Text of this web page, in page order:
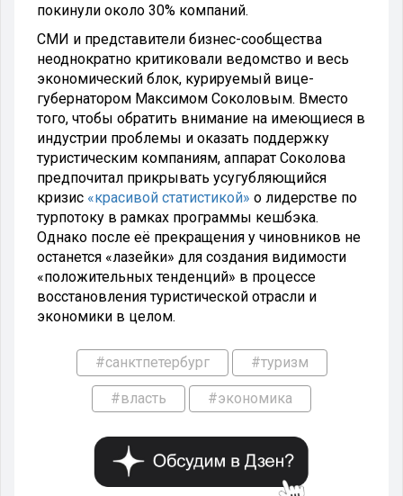
покинули около 30% компаний.
СМИ и представители бизнес-сообщества
неоднократно критиковали ведомство и весь
экономический блок, курируемый вице-
губернатором Максимом Соколовым. Вместо
того, чтобы обратить внимание на имеющиеся в
индустрии проблемы и оказать поддержку
туристическим компаниям, аппарат Соколова
предпочитал прикрывать усугубляющийся
кризис «красивой статистикой» о лидерстве по
турпотоку в рамках программы кешбэка.
Однако после её прекращения у чиновников не
останется «лазейки» для создания видимости
«положительных тенденций» в процессе
восстановления туристической отрасли и
экономики в целом.
#санктпетербург #туризм
#власть #экономика